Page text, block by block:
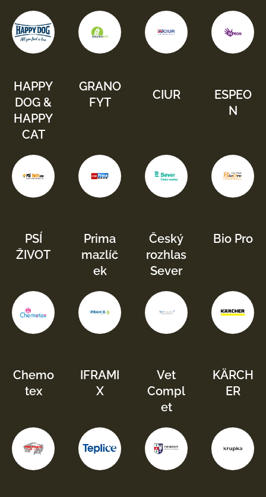
HAPPY
DOG &
HAPPY
CAT
GRANO
FYT
CIUR
ESPEO
N
PSÍ
ŽIVOT
Prima
mazlíč
ek
Český
rozhlas
Sever
Bio Pro
Chemo
tex
IFRAMI
X
Vet
Compl
et
KÄRCH
ER